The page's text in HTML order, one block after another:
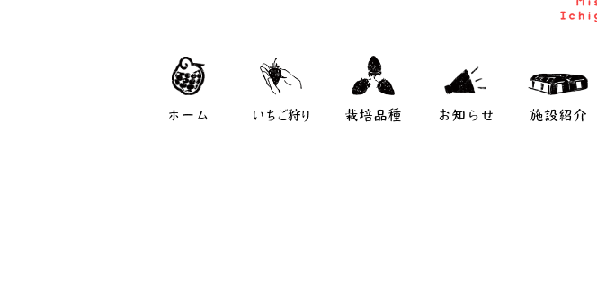
ホーム いちご狩り 栽培品種 お知らせ 施設紹介